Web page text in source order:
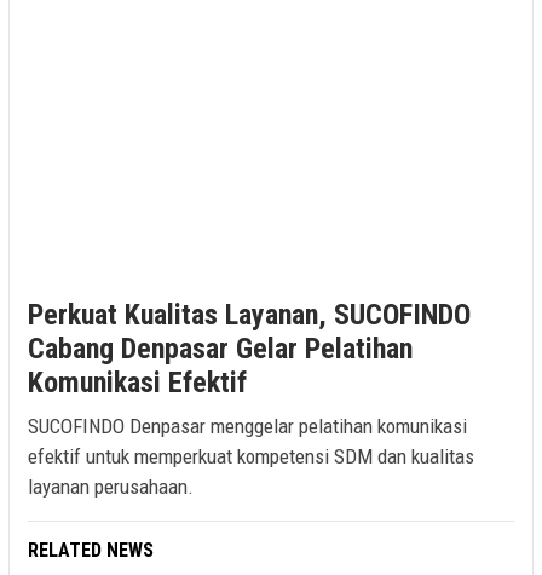
Perkuat Kualitas Layanan, SUCOFINDO
Cabang Denpasar Gelar Pelatihan
Komunikasi Efektif
SUCOFINDO Denpasar menggelar pelatihan komunikasi
efektif untuk memperkuat kompetensi SDM dan kualitas
layanan perusahaan.
RELATED NEWS